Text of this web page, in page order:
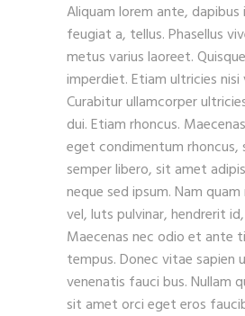
Aliquam lorem ante, dapibus
feugiat a, tellus. Phasellus
metus varius laoreet.
imperdiet. Etiam ultricies nisi
Curabitur ullamcorper
dui. Etiam rhoncus.
eget condimentum rhoncus,
semper libero, sit amet
neque sed ipsum. Nam
vel, luts pulvinar, hendrerit
Maecenas nec odio et ante
tempus. Donec vitae sapien
venenatis fauci bus. Nullam
sit amet orci eget eros